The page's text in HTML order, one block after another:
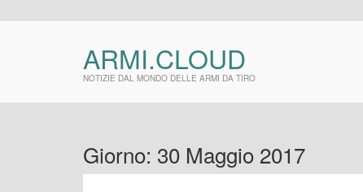
ARMI.CLOUD
NOTIZIE DAL MONDO DELLE ARMI DA TIRO
Giorno: 30 Maggio 2017